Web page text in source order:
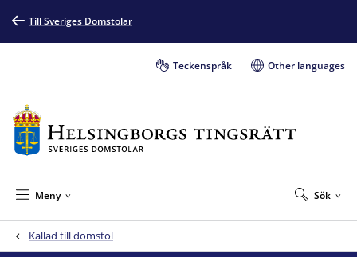
Till Sveriges Domstolar
Teckenspråk Other languages
Sök
Meny
Kallad till domstol